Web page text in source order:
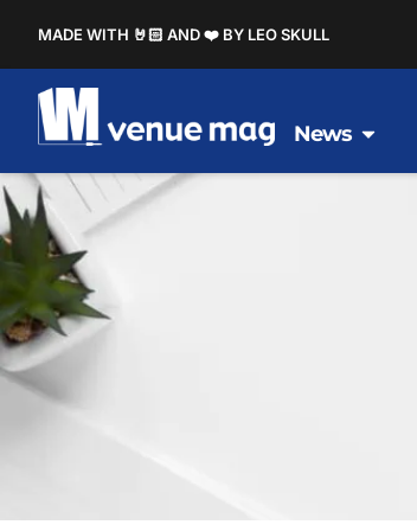
MADE WITH 🤘🏻 AND ❤️ BY LEO SKULL
News